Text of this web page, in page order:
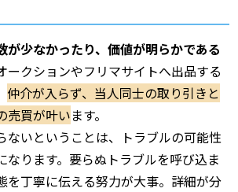
が少なかったり、価値が明らかである
ークションやフリマサイトへ出品する
仲介が入らず、当人同士の取り引きと
売買が叶います。
ないということは、トラブルの可能性
なります。要らぬトラブルを呼び込ま
を丁寧に伝える努力が大事。詳細が分